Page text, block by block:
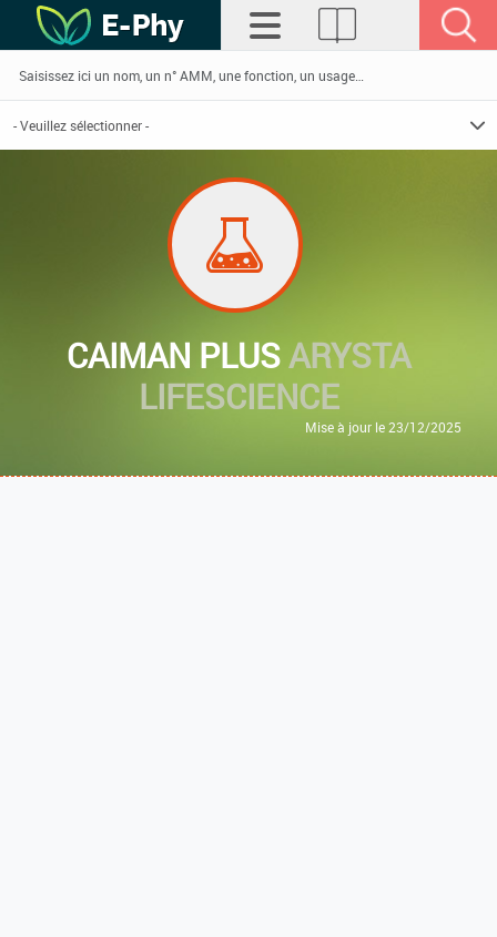
CAIMAN PLUSARYSTA
LIFESCIENCE
Mise à jour le 23/12/2025